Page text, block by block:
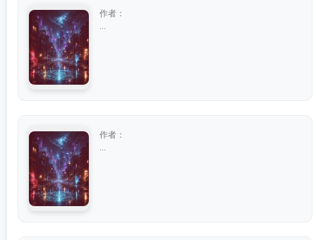
作者：
作者：